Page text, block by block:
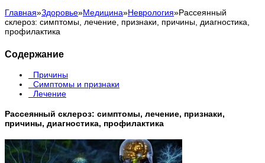
Главная»Здоровье»Медицина»Неврология»Рассеянный
склероз: симптомы, лечение, признаки, причины, диагностика,
профилактика
Содержание
Причины
Симптомы и признаки
Лечение
Рассеянный склероз: симптомы, лечение, признаки,
причины, диагностика, профилактика